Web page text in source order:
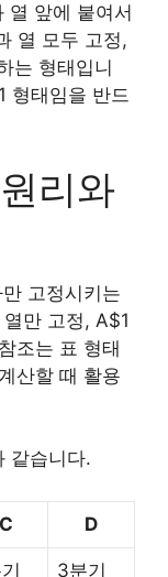
열 앞에 붙여서
열 모두 고정,
는 형태입니
형태임을 반드
리와
고정시키는
만 고정, A$1
조는 표 형태
산할 때 활용
같습니다.
C D
3분기